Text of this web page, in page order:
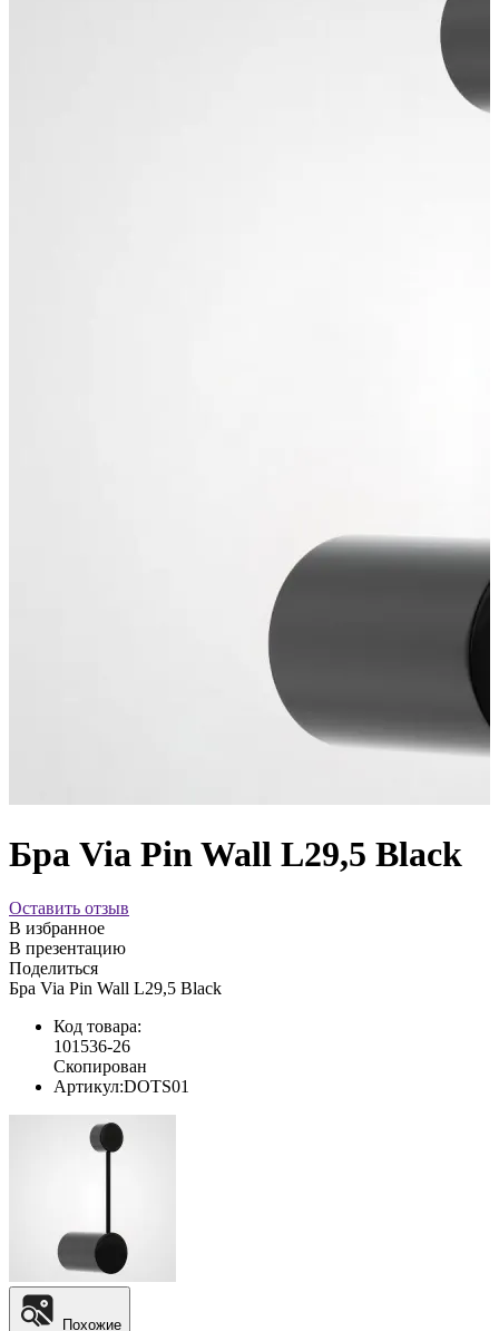
Бра Via Pin Wall L29,5 Black
Оставить отзыв
В избранное
В презентацию
Поделиться
Бра Via Pin Wall L29,5 Black
Код товара:
101536-26
Скопирован
Артикул:DOTS01
Похожие